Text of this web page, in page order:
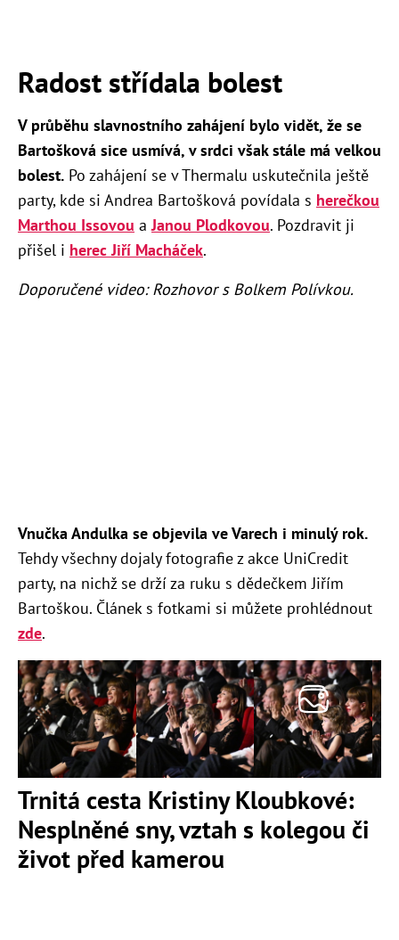
Radost střídala bolest
V průběhu slavnostního zahájení bylo vidět, že se
Bartošková sice usmívá, v srdci však stále má velkou
bolest. Po zahájení se v Thermalu uskutečnila ještě
party, kde si Andrea Bartošková povídala s herečkou
Marthou Issovou aJanou Plodkovou. Pozdravit ji
přišel i herec Jiří Macháček.
Doporučené video: Rozhovor s Bolkem Polívkou.
Vnučka Andulka se objevila ve Varech i minulý rok.
Tehdy všechny dojaly fotografie z akce UniCredit
party, na nichž se drží za ruku s dědečkem Jiřím
Bartoškou. Článek s fotkami si můžete prohlédnout
zde.
Trnitá cesta Kristiny Kloubkové:
Nesplněné sny, vztah s kolegou či
život před kamerou